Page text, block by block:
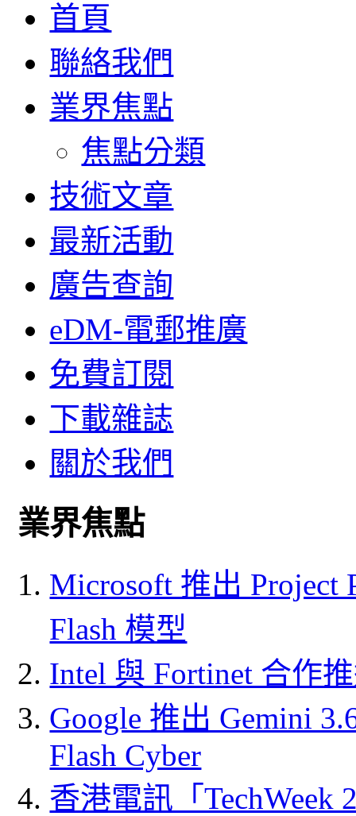
首頁
聯絡我們
業界焦點
焦點分類
技術文章
最新活動
廣告查詢
eDM-電郵推廣
免費訂閱
下載雜誌
關於我們
業界焦點
Microsoft 推出 Project
Flash 模型
Intel 與 Fortinet 合作
Google 推出 Gemini
Flash Cyber
香港電訊「